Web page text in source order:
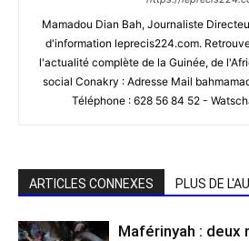
Mamadou Dian Bah, Journaliste
d'information leprecis224.com.
l'actualité complète de la Guinée, de
social Conakry : Adresse Mail
Téléphone : 628 56 84 52 -
ARTICLES CONNEXES PLUS DE
Maférinyah : deux